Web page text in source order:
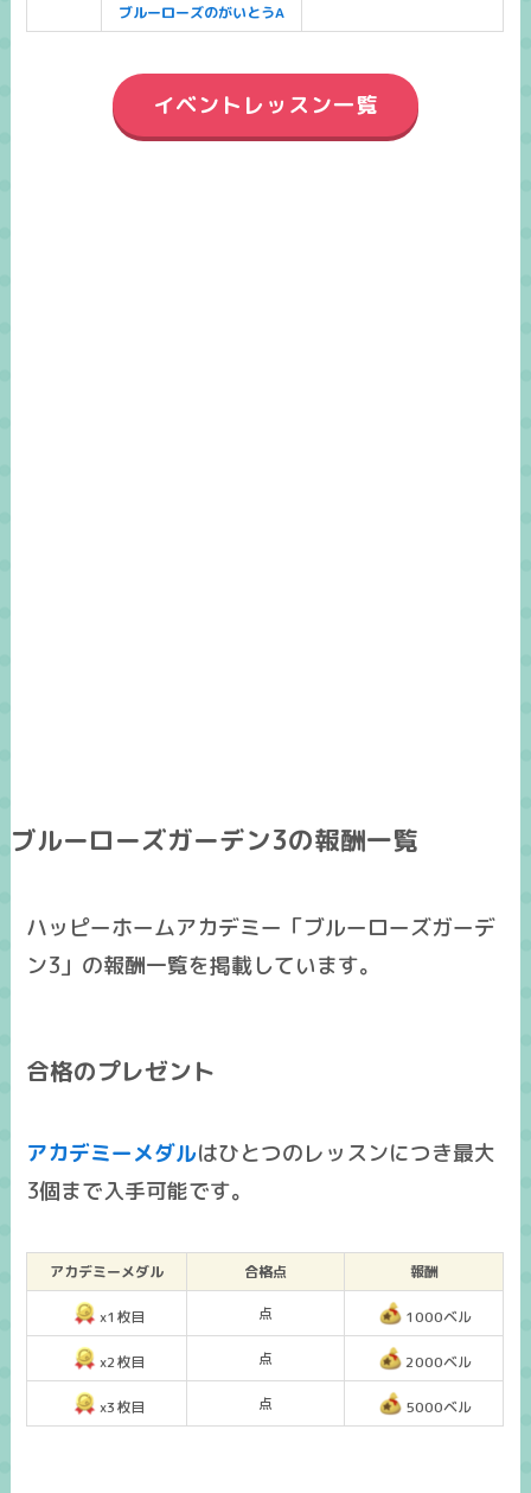
ブルーローズのがいとうA
イベントレッスン一覧
ブルーローズガーデン3の報酬一覧
ハッピーホームアカデミー「ブルーローズガーデ
ン3」の報酬一覧を掲載しています。
合格のプレゼント
アカデミーメダルはひとつのレッスンにつき最大
3個まで入手可能です。
アカデミーメダル 合格点 報酬
x1枚目 点 1000ベル
x2枚目 点 2000ベル
x3枚目 点 5000ベル